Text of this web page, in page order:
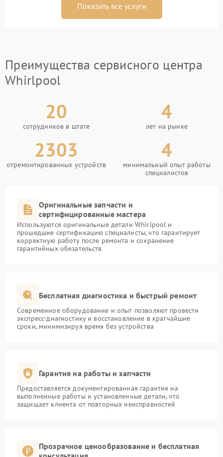
Показать все услуги
Преимущества сервисного центра
Whirlpool
20
сотрудников в штате
4
лет на рынке
2303
отремонтированных устройств
4
минимальный опыт работы
специалистов
Оригинальные запчасти и
сертифицированные мастера
Используются оригинальные детали Whirlpool и
прошедшие сертификацию специалисты, что гарантирует
корректную работу после ремонта и сохранение
гарантийных обязательств
Бесплатная диагностика и быстрый ремонт
Современное оборудование и опыт позволяют провести
экспресс-диагностику и восстановление в кратчайшие
сроки, минимизируя время без устройства
Гарантия на работы и запчасти
Предоставляется документированная гарантия на
выполненные работы и установленные детали, что
защищает клиента от повторных неисправностей
Прозрачное ценообразование и бесплатная